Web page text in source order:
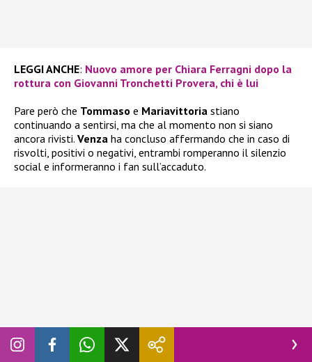
LEGGI ANCHE: Nuovo amore per Chiara Ferragni dopo la
rottura con Giovanni Tronchetti Provera, chi è lui
Pare però che Tommaso e Mariavittoria stiano
continuando a sentirsi, ma che al momento non si siano
ancora rivisti. Venza ha concluso affermando che in caso di
risvolti, positivi o negativi, entrambi romperanno il silenzio
social e informeranno i fan sull’accaduto.